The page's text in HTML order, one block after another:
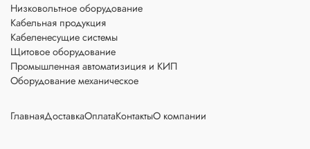
ГлавнаяДоставкаОплатаКонтактыО компании
Низковольтное оборудование
Кабельная продукция
Кабеленесущие системы
Щитовое оборудование
Промышленная автоматизиция и КИП
Оборудование механическое